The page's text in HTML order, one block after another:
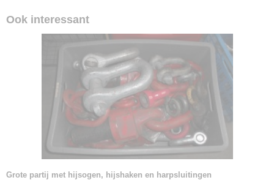
Ook interessant
Grote partij met hijsogen, hijshaken en harpsluitingen